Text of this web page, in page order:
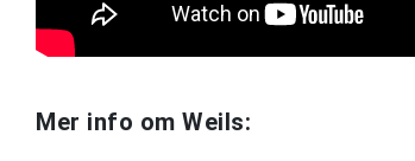
Mer info om Weils: